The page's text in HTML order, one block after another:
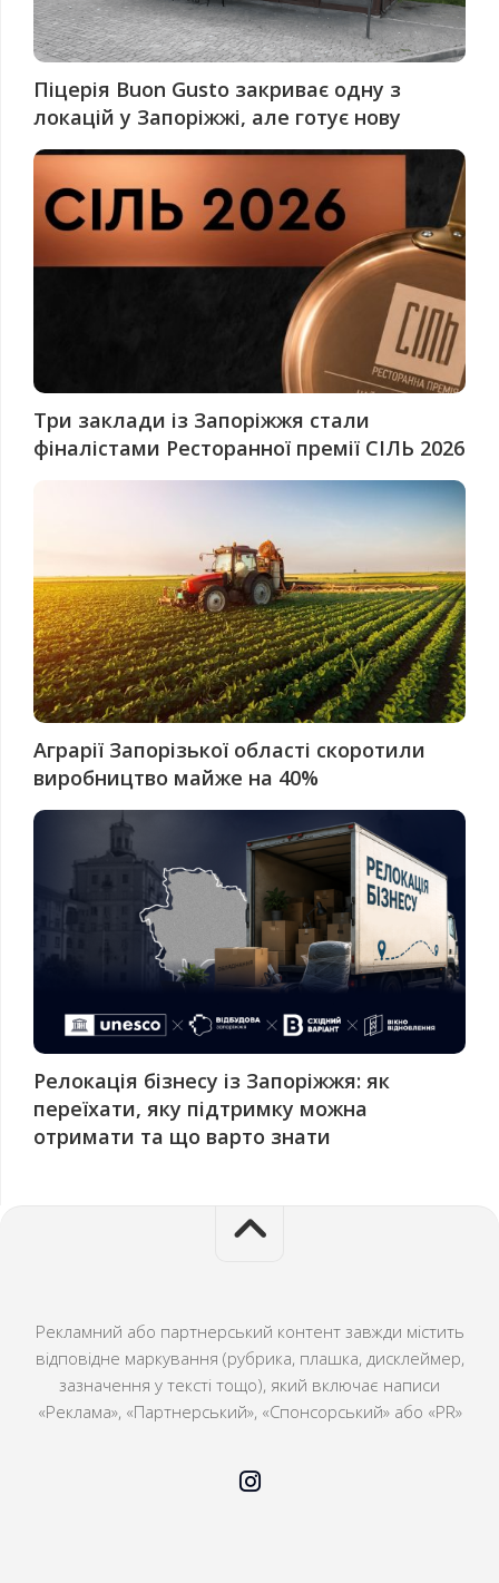
Піцерія Buon Gusto закриває одну з
локацій у Запоріжжі, але готує нову
Три заклади із Запоріжжя стали
фіналістами Ресторанної премії СІЛЬ 2026
Аграрії Запорізької області скоротили
виробництво майже на 40%
Релокація бізнесу із Запоріжжя: як
переїхати, яку підтримку можна
отримати та що варто знати
Рекламний або партнерський контент завжди містить
відповідне маркування (рубрика, плашка, дисклеймер,
зазначення у тексті тощо), який включає написи
«Реклама», «Партнерський», «Спонсорський» або «PR»